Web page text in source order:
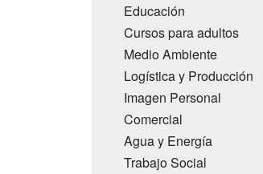
Educación
Cursos para adultos
Medio Ambiente
Logística y Producción
Imagen Personal
Comercial
Agua y Energía
Trabajo Social